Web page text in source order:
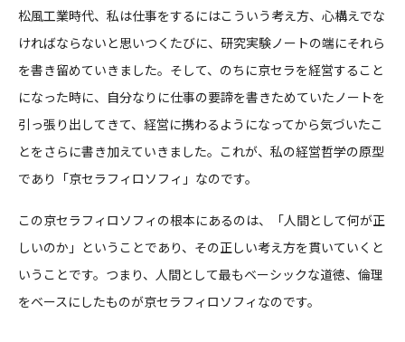
松風工業時代、私は仕事をするにはこういう考え方、心構えでな
ければならないと思いつくたびに、研究実験ノートの端にそれら
を書き留めていきました。そして、のちに京セラを経営すること
になった時に、自分なりに仕事の要諦を書きためていたノートを
引っ張り出してきて、経営に携わるようになってから気づいたこ
とをさらに書き加えていきました。これが、私の経営哲学の原型
であり「京セラフィロソフィ」なのです。
この京セラフィロソフィの根本にあるのは、「人間として何が正
しいのか」ということであり、その正しい考え方を貫いていくと
いうことです。つまり、人間として最もベーシックな道徳、倫理
をベースにしたものが京セラフィロソフィなのです。